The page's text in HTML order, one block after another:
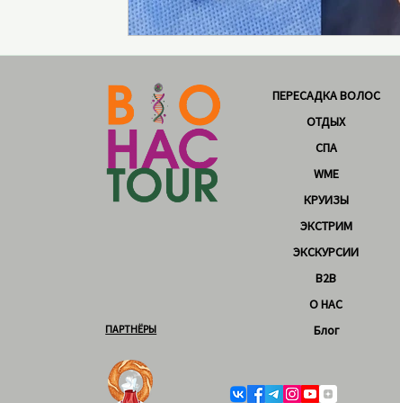
ПАРТНЁРЫ
ПЕРЕСАДКА ВОЛОС
ОТДЫХ
СПА
WME
КРУИЗЫ
ЭКСТРИМ
ЭКСКУРСИИ
B2B
О НАС
Блог